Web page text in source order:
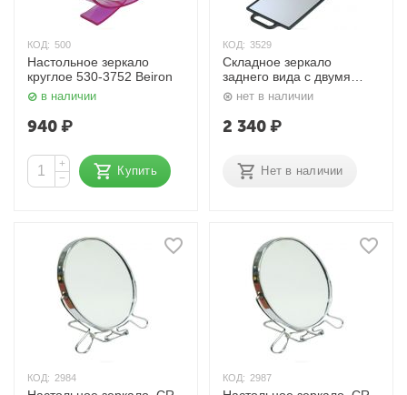
КОД: 500
Настольное зеркало
круглое 530-3752 Beiron
в наличии
940₽
+
−
Купить
КОД: 3529
Складное зеркало
заднего вида с двумя
ручками NB00035,
черный Dewal
нет в наличии
2 340₽
Нет в наличии
КОД: 2984 КОД: 2987